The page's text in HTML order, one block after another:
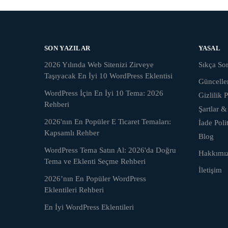
SON YAZILAR
2026 Yılında Web Sitenizi Zirveye
Taşıyacak En İyi 10 WordPress Eklentisi
WordPress İçin En İyi 10 Tema: 2026
Rehberi
2026'nın En Popüler E Ticaret Temaları:
Kapsamlı Rehber
WordPress Tema Satın Al: 2026'da Doğru
Tema ve Eklenti Seçme Rehberi
2026’nın En Popüler WordPress
Eklentileri Rehberi
En İyi WordPress Eklentileri
YASAL
Sıkça
Gizlilik
Şartlar
İade
Blog
İletişim